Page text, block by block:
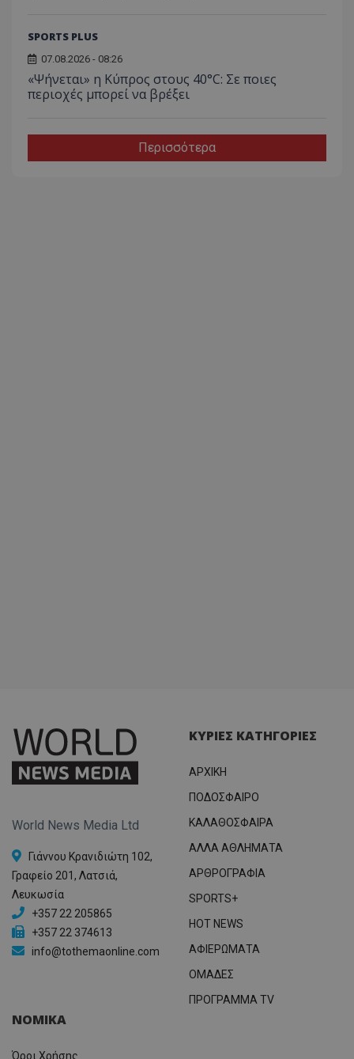
SPORTS PLUS
07.08.2026 - 08:26
«Ψήνεται» η Κύπρος στους 40°C: Σε ποιες
περιοχές μπορεί να βρέξει
Περισσότερα
World News Media Ltd
Γιάννου Κρανιδιώτη 102,
Γραφείο 201, Λατσιά,
Λευκωσία
+357 22 205865
+357 22 374613
info@tothemaonline.com
ΚΥΡΙΕΣ ΚΑΤΗΓΟΡΙΕΣ
ΑΡΧΙΚΗ
ΠΟΔΟΣΦΑΙΡΟ
ΚΑΛΑΘΟΣΦΑΙΡΑ
ΑΛΛΑ ΑΘΛΗΜΑΤΑ
ΑΡΘΡΟΓΡΑΦΙΑ
SPORTS+
HOT NEWS
ΑΦΙΕΡΩΜΑΤΑ
ΟΜΑΔΕΣ
ΠΡΟΓΡΑΜΜΑ TV
ΝΟΜΙΚΑ
Όροι Χρήσης